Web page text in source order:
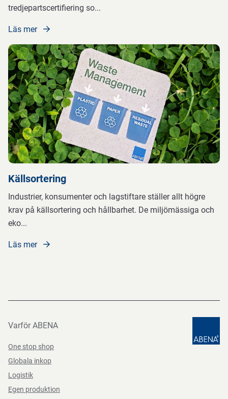
tredjepartscertifiering so...
Läs mer
Källsortering
Industrier, konsumenter och lagstiftare ställer allt högre
krav på källsortering och hållbarhet. De miljömässiga och
eko...
Läs mer
Varför ABENA
One stop shop
Globala inkop
Logistik
Egen produktion